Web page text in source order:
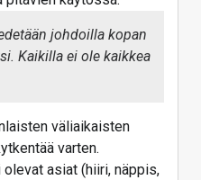
johdoilla kopan
Kaikilla ei ole kaikkea
väliaikaisten
varten.
asiat (hiiri, näppis,